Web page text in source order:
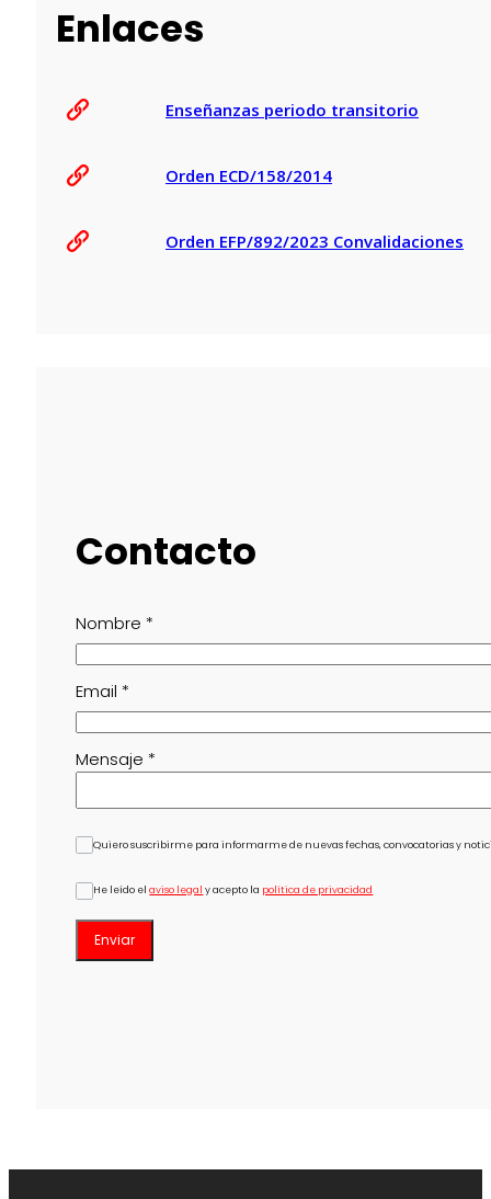
Enlaces
Enseñanzas periodo transitorio
Orden ECD/158/2014
Orden EFP/892/2023 Convalidaciones
Contacto
Nombre *
Email *
Mensaje *
Quiero suscribirme para informarme de nuevas fechas, convocatorias y
He leído elaviso legal y acepto la política de privacidad
Enviar